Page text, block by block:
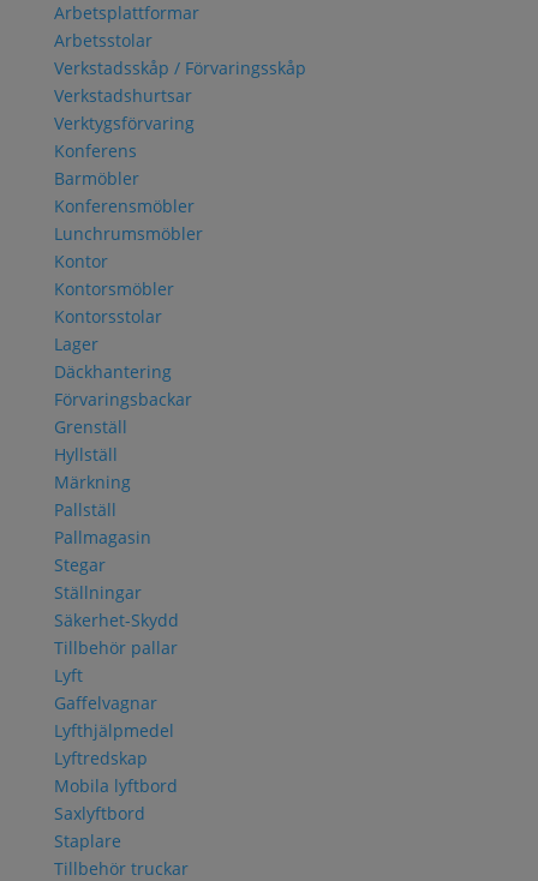
Arbetsplattformar
Arbetsstolar
Verkstadsskåp / Förvaringsskåp
Verkstadshurtsar
Verktygsförvaring
Konferens
Barmöbler
Konferensmöbler
Lunchrumsmöbler
Kontor
Kontorsmöbler
Kontorsstolar
Lager
Däckhantering
Förvaringsbackar
Grenställ
Hyllställ
Märkning
Pallställ
Pallmagasin
Stegar
Ställningar
Säkerhet-Skydd
Tillbehör pallar
Lyft
Gaffelvagnar
Lyfthjälpmedel
Lyftredskap
Mobila lyftbord
Saxlyftbord
Staplare
Tillbehör truckar